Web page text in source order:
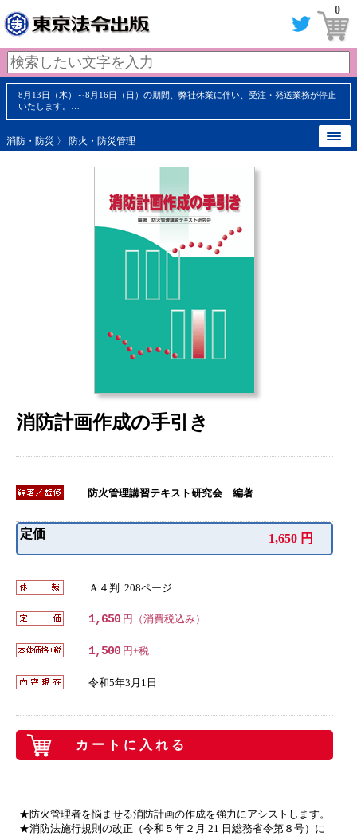
0
8月13日（木）～8月16日（日）の期間、弊社休業に伴い、受注・発送業務が停止
いたします。…
消防・防災 〉 防火・防災管理
消防計画作成の手引き
防火管理講習テキスト研究会 編著
定価 1,650 円
Ａ４判 208ページ
1,650 円（消費税込み）
1,500 円+税
令和5年3月1日
カートに入れる
★防火管理者を悩ませる消防計画の作成を強力にアシストします。
★消防法施行規則の改正（令和５年２月 21 日総務省令第８号）に